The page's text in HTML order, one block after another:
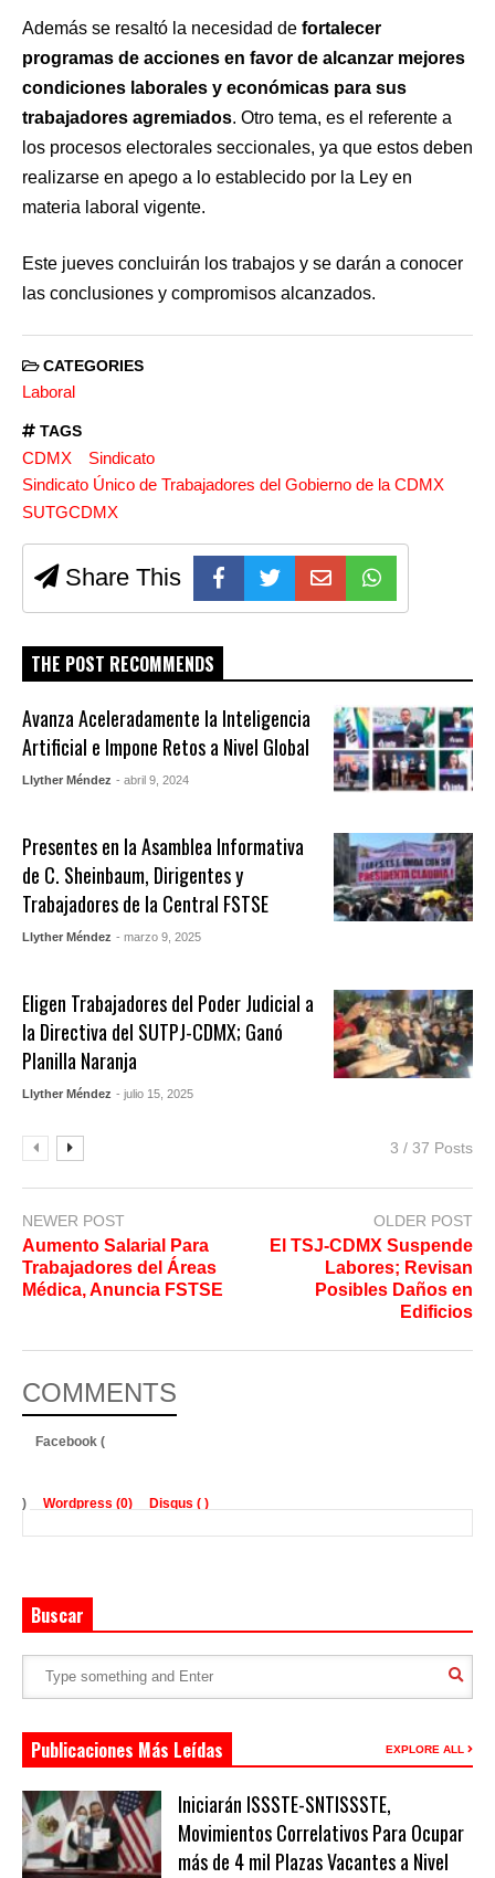
Además se resaltó la necesidad de fortalecer
programas de acciones en favor de alcanzar mejores
condiciones laborales y económicas para sus
trabajadores agremiados. Otro tema, es el referente a
los procesos electorales seccionales, ya que estos deben
realizarse en apego a lo establecido por la Ley en
materia laboral vigente.
Este jueves concluirán los trabajos y se darán a conocer
las conclusiones y compromisos alcanzados.
CATEGORIES
Laboral
TAGS
CDMX
Sindicato
Sindicato Único de Trabajadores del Gobierno de la CDMX
SUTGCDMX
Share This
THE POST RECOMMENDS
Avanza Aceleradamente la Inteligencia
Artificial e Impone Retos a Nivel Global
Llyther Méndez - abril 9, 2024
Presentes en la Asamblea Informativa
de C. Sheinbaum, Dirigentes y
Trabajadores de la Central FSTSE
Llyther Méndez - marzo 9, 2025
Eligen Trabajadores del Poder Judicial a
la Directiva del SUTPJ-CDMX; Ganó
Planilla Naranja
Llyther Méndez - julio 15, 2025
3 / 37 Posts
NEWER POST
Aumento Salarial Para
Trabajadores del Áreas
Médica, Anuncia FSTSE
OLDER POST
El TSJ-CDMX Suspende
Labores; Revisan
Posibles Daños en
Edificios
COMMENTS
Facebook (
) Wordpress (0) Disqus ( )
Buscar
Publicaciones Más Leídas EXPLORE ALL
Iniciarán ISSSTE-SNTISSSTE,
Movimientos Correlativos Para Ocupar
más de 4 mil Plazas Vacantes a Nivel